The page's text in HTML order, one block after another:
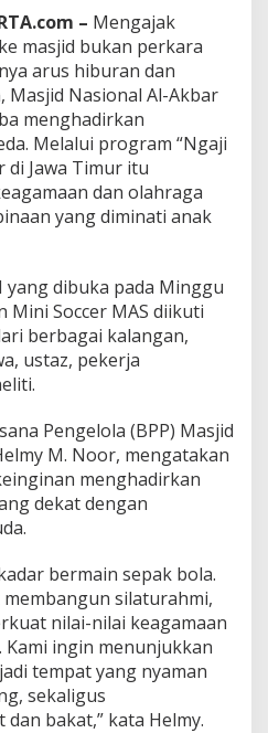
u
r
a
b
a
y
a
A
j
k
a
k
M
u
d
e
M
a
s
– Mengajak
masjid bukan perkara
arus hiburan dan
Masjid Nasional Al-Akbar
menghadirkan
Melalui program “Ngaji
di Jawa Timur itu
dan olahraga
yang diminati anak
yang dibuka pada Minggu
Mini Soccer MAS diikuti
berbagai kalangan,
ustaz, pekerja
Pengelola (BPP) Masjid
M. Noor, mengatakan
menghadirkan
dekat dengan
bermain sepak bola.
silaturahmi,
nilai-nilai keagamaan
Kami ingin menunjukkan
tempat yang nyaman
sekaligus
bakat,” kata Helmy.